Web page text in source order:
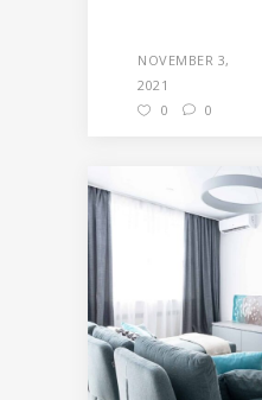
NOVEMBER 3,
2021
0
0